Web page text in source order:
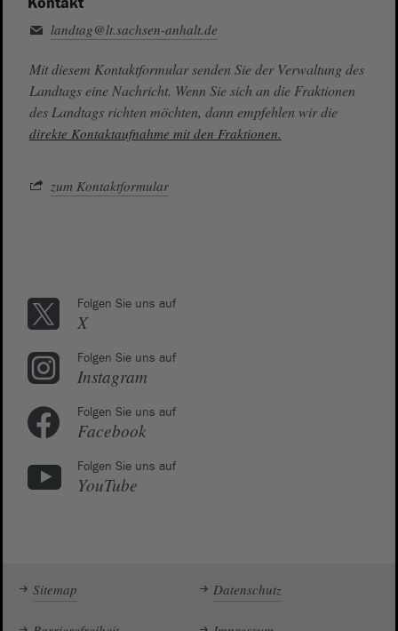
landtag@lt.sachsen-anhalt.de
Mit diesem Kontaktformular senden Sie der Verwaltung des
Landtags eine Nachricht. Wenn Sie sich an die Fraktionen
des Landtags richten möchten, dann empfehlen wir die
direkte Kontaktaufnahme mit den Fraktionen.
zum Kontaktformular
Folgen Sie uns auf
X
Folgen Sie uns auf
Instagram
Folgen Sie uns auf
Facebook
Folgen Sie uns auf
YouTube
Sitemap Datenschutz